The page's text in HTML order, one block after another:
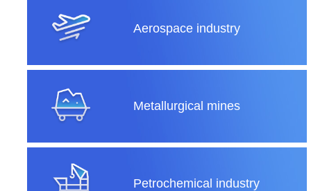
Aerospace industry
Metallurgical mines
Petrochemical industry